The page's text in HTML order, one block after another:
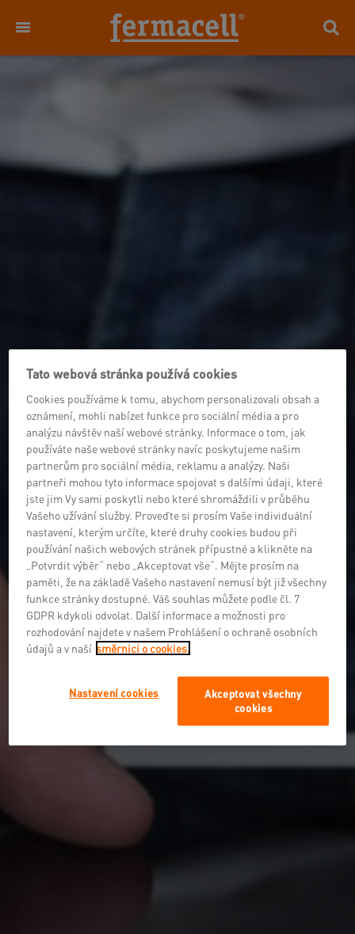
Tato webová stránka používá cookies
Cookies používáme k tomu, abychom personalizovali obsah a
oznámení, mohli nabízet funkce pro sociální média a pro
analýzu návštěv naší webové stránky. Informace o tom, jak
používáte naše webové stránky navíc poskytujeme našim
partnerům pro sociální média, reklamu a analýzy. Naši
partneři mohou tyto informace spojovat s dalšími údaji, které
jste jim Vy sami poskytli nebo které shromáždili v průběhu
Vašeho užívání služby. Proveďte si prosím Vaše individuální
nastavení, kterým určíte, které druhy cookies budou při
používání našich webových stránek přípustné a klikněte na
„Potvrdit výběr“ nebo „Akceptovat vše“. Mějte prosím na
paměti, že na základě Vašeho nastavení nemusí být již všechny
funkce stránky dostupné. Váš souhlas můžete podle čl. 7
GDPR kdykoli odvolat. Další informace a možnosti pro
rozhodování najdete v našem Prohlášení o ochraně osobních
údajů a v naší směrnici o cookies.
Akceptovat všechny
cookies
Nastavení cookies